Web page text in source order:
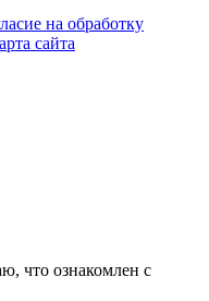
на обработку
сайта
что ознакомлен с